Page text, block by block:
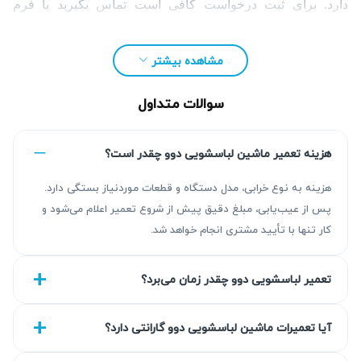
دارد. برای ثبت درخواست کافی است تماس بگیرید یا فرم
خرابی ماشین لباسشویی می‌تواند برنامه روزمره خانه را کاملاً
تخلیه نمی‌کند یا در میانه برنامه شست‌وشو متوقف می‌شود.
مشاهده بیشتر
سوالات متداول
هزینه تعمیر ماشین لباسشویی دوو چقدر است؟
هزینه به نوع خرابی، مدل دستگاه و قطعات موردنیاز بستگی دارد.
پس از عیب‌یابی، مبلغ دقیق پیش از شروع تعمیر اعلام می‌شود و
کار تنها با تأیید مشتری انجام خواهد شد.
تعمیر لباسشویی دوو چقدر زمان می‌برد؟
آیا تعمیرات ماشین لباسشویی دوو گارانتی دارد؟